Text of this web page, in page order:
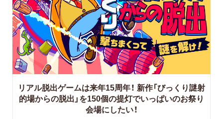
リアル脱出ゲームは来年15周年！ 新作「びっくり謎射
的場からの脱出」を150個の提灯でいっぱいのお祭り
会場にしたい！